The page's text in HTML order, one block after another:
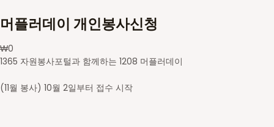
머플러데이 개인봉사신청
₩0
1365 자원봉사포털과 함께하는 1208 머플러데이
(11월 봉사) 10월 2일부터 접수 시작